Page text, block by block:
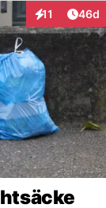
11
Interaktionen
46d